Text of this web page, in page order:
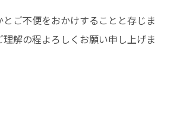
ご不便をおかけすることと存じま
解の程よろしくお願い申し上げま